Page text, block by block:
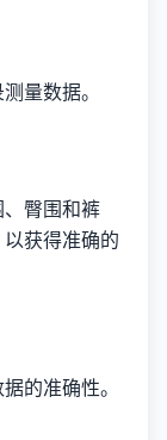
量数据。
臀围和裤
获得准确的
的准确性。